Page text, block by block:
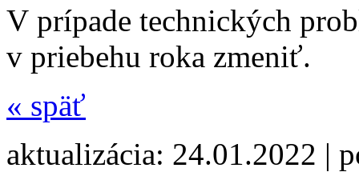
V prípade technických
v priebehu roka zmeniť.
« späť
aktualizácia: 24.01.2022 |